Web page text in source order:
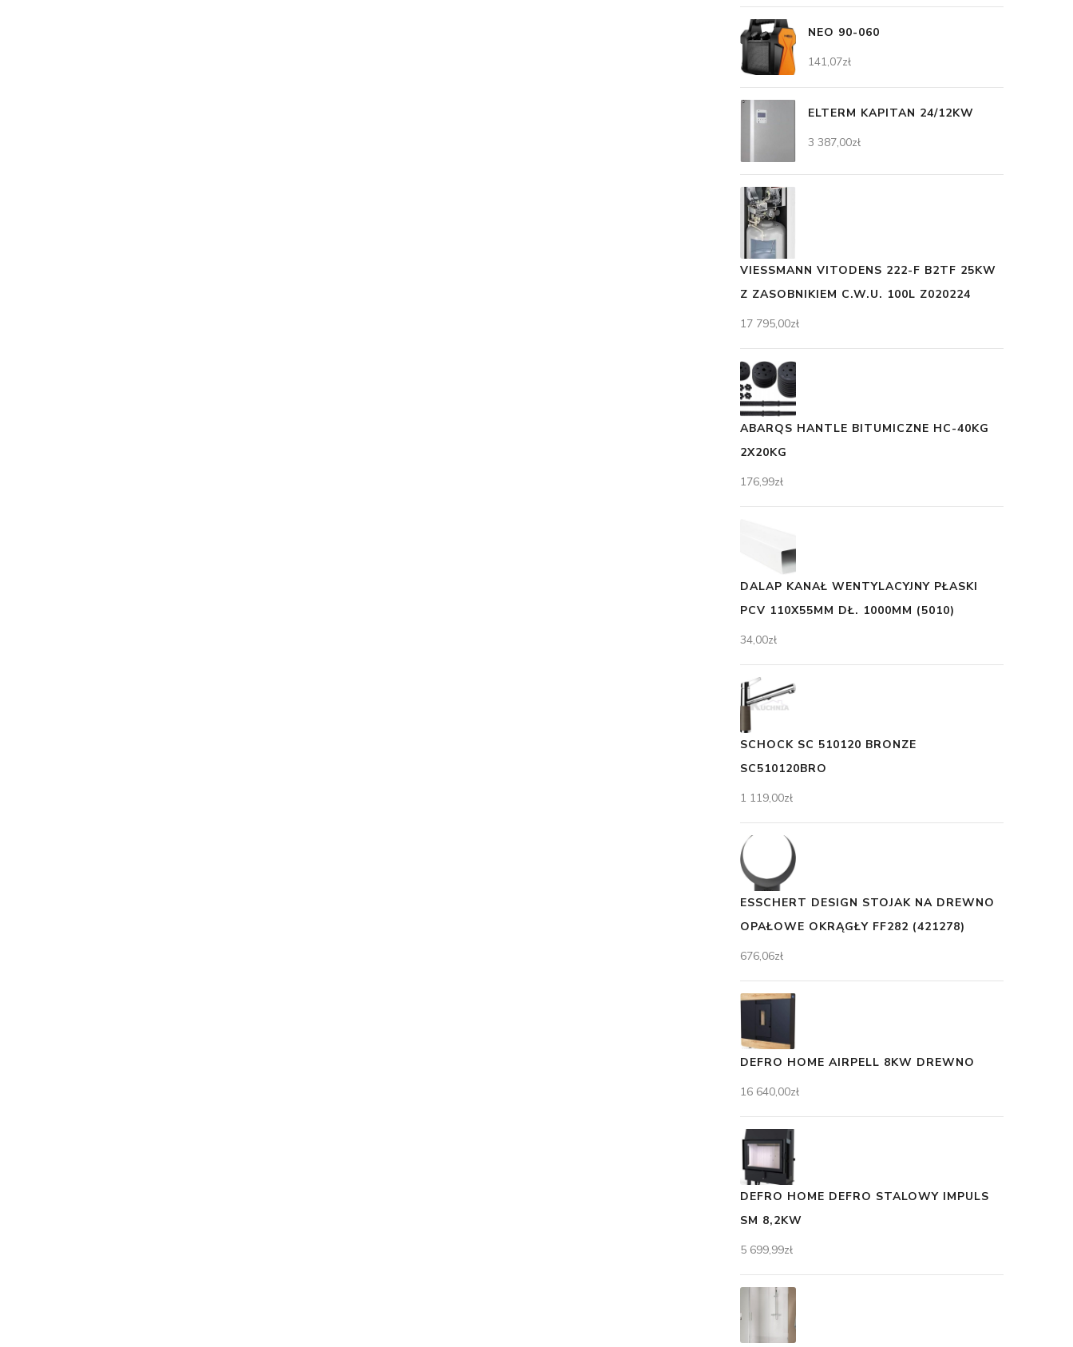
NEO 90-060
141,07zł
ELTERM KAPITAN 24/12KW
3 387,00zł
VIESSMANN VITODENS 222-F B2TF 25KW
Z ZASOBNIKIEM C.W.U. 100L Z020224
17 795,00zł
ABARQS HANTLE BITUMICZNE HC-40KG
2X20KG
176,99zł
DALAP KANAŁ WENTYLACYJNY PŁASKI
PCV 110X55MM DŁ. 1000MM (5010)
34,00zł
SCHOCK SC 510120 BRONZE
SC510120BRO
1 119,00zł
ESSCHERT DESIGN STOJAK NA DREWNO
OPAŁOWE OKRĄGŁY FF282 (421278)
676,06zł
DEFRO HOME AIRPELL 8KW DREWNO
16 640,00zł
DEFRO HOME DEFRO STALOWY IMPULS
SM 8,2KW
5 699,99zł